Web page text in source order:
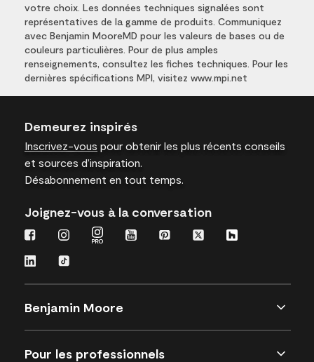
votre choix. Les données techniques signalées sont
représentatives de la gamme de produits. Communiquez
avec Benjamin MooreMD pour les valeurs de bases ou de
couleurs particulières. Pour de plus amples
renseignements, consultez les fiches techniques. Pour les
dernières spécifications MPI, visitez www.mpi.net
Demeurez inspirés
Inscrivez-vous pour obtenir les plus récents conseils
et sources d’inspiration.
Désabonnement en tout temps.
Joignez-vous à la conversation
Benjamin Moore
Pour les professionnels